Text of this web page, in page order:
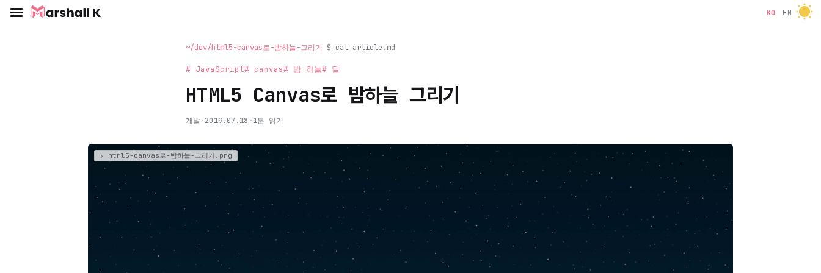
KO EN
~/dev/html5-canvas로-밤하늘-그리기 $ cat article.md
# JavaScript# canvas# 밤 하늘# 달
HTML5 Canvas로 밤하늘 그리기
개발·2019.07.18 ·1분 읽기